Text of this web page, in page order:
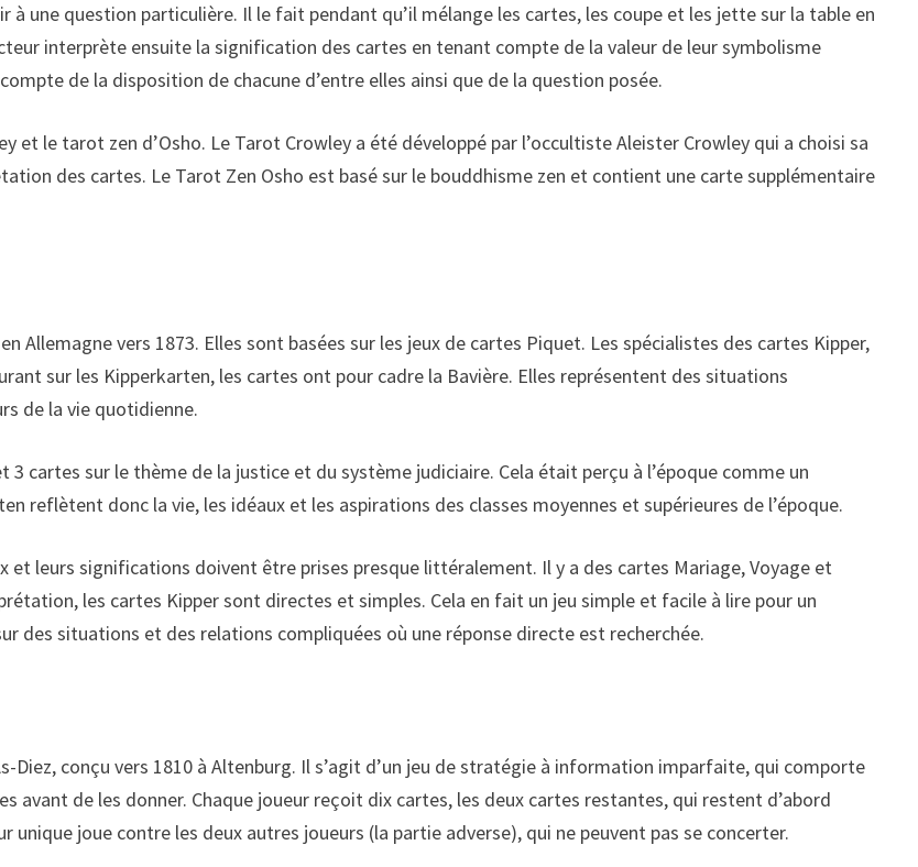
à une question particulière. Il le fait pendant qu’il mélange les cartes, les coupe et les jette sur la table en
interprète ensuite la signification des cartes en tenant compte de la valeur de leur symbolisme
de la disposition de chacune d’entre elles ainsi que de la question posée.
le tarot zen d’Osho. Le Tarot Crowley a été développé par l’occultiste Aleister Crowley qui a choisi sa
des cartes. Le Tarot Zen Osho est basé sur le bouddhisme zen et contient une carte supplémentaire
Allemagne vers 1873. Elles sont basées sur les jeux de cartes Piquet. Les spécialistes des cartes Kipper,
sur les Kipperkarten, les cartes ont pour cadre la Bavière. Elles représentent des situations
de la vie quotidienne.
cartes sur le thème de la justice et du système judiciaire. Cela était perçu à l’époque comme un
reflètent donc la vie, les idéaux et les aspirations des classes moyennes et supérieures de l’époque.
et leurs significations doivent être prises presque littéralement. Il y a des cartes Mariage, Voyage et
les cartes Kipper sont directes et simples. Cela en fait un jeu simple et facile à lire pour un
des situations et des relations compliquées où une réponse directe est recherchée.
Diez, conçu vers 1810 à Altenburg. Il s’agit d’un jeu de stratégie à information imparfaite, qui comporte
avant de les donner. Chaque joueur reçoit dix cartes, les deux cartes restantes, qui restent d’abord
joue contre les deux autres joueurs (la partie adverse), qui ne peuvent pas se concerter.